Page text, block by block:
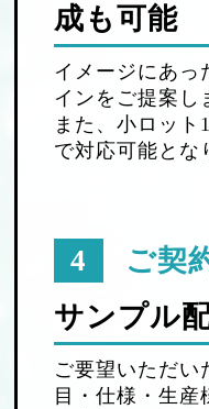
成も可能
イメージにあっ
インをご提案し
また、小ロット
で対応可能とな
4
ご契
サンプル
ご要望いただい
目・仕様・生産